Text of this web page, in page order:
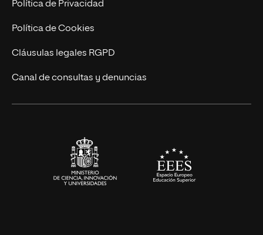
Cursos Universitarios
Actualidad
UNIR Revista
Eventos
Política de Privacidad
Política de Cookies
Cláusulas legales RGPD
Canal de consultas y denuncias